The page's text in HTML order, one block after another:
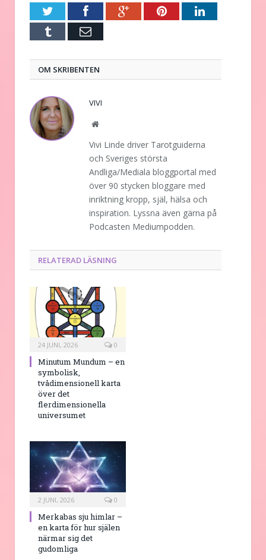
TwitterFacebookGoogle+PinterestLinkedIn
Tumblr E-
OM SKRIBENTEN
VIVI
Website
Vivi Linde driver Tarotguiderna
och Sveriges största
Andliga/Mediala bloggportal med
över 90 stycken bloggare med
inriktning kropp, själ, hälsa och
inspiration. Lyssna även gärna på
Podcasten Mediumpodden.
RELATERAD LÄSNING
24 JUNI, 2026 0
Minutum Mundum – en
symbolisk,
tvådimensionell karta
över det
flerdimensionella
universumet
2 JUNI, 2026 0
Merkabas sju himlar –
en karta för hur själen
närmar sig det
gudomliga